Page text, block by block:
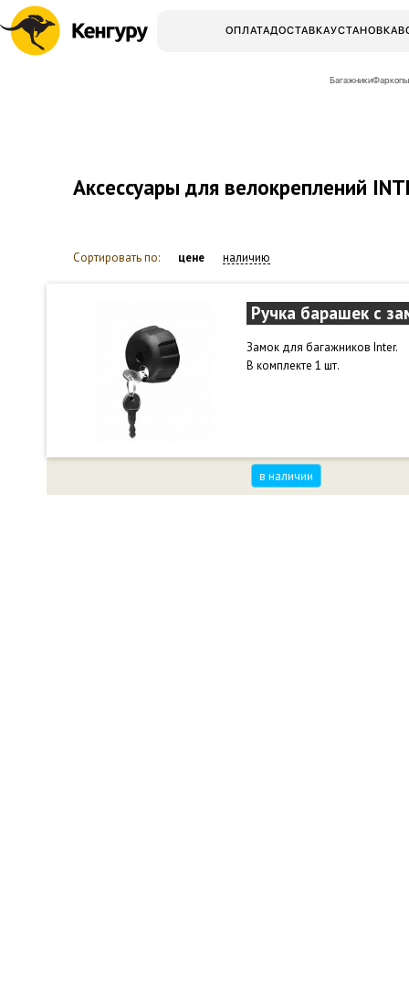
ОПЛАТАДОСТАВКАУСТАНОВКА
БагажникиФаркопы
Аксессуары для велокреплений
Сортировать по: цене наличию
Ручка барашек с
Замок для багажников Inter.
В комплекте 1 шт.
в наличии